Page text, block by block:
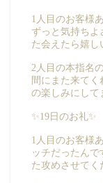
1人目のお客様
ずっと気持ち
た会えたら嬉
2人目の本指名
間にまた来て
の楽しみにし
✨19日のお礼✨
1人目のお客様
ッチだったん
た攻めさせてく